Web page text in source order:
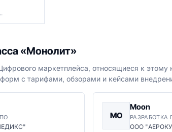
«Монолит»
маркетплейса, относящиеся к этому
с тарифами, обзорами и кейсами
MO
Moon
РАЗРАБОТКА
ООО